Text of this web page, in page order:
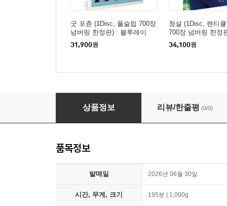
굿 포츈 (1Disc, 풀슬립 700장
넘버링 한정판) : 블루레이
31,900원
청설 (1Disc, 렌티
700장 넘버링 한정
레이
34,100원
발레리나 (1Disc, 쿼터 슬립 스틸북 200장 한정
상품정보 리뷰/한줄평 (0/0)
품목정보
발매일 2026년 06월 30일
시간, 무게, 크기 195분 | 1,000g